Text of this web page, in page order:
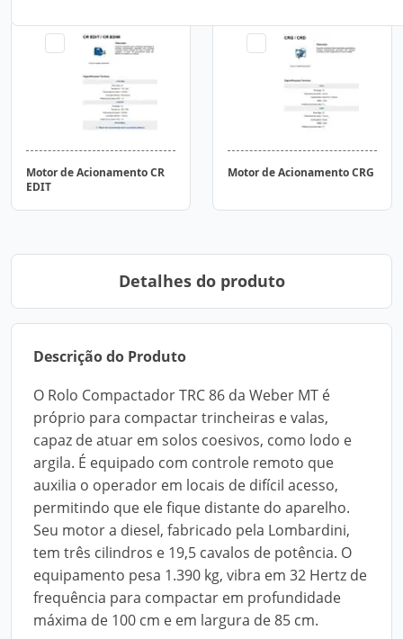
Motor de Acionamento CR
EDIT
Motor de Acionamento CRG
Detalhes do produto
Descrição do Produto
O Rolo Compactador TRC 86 da Weber MT é
próprio para compactar trincheiras e valas,
capaz de atuar em solos coesivos, como lodo e
argila. É equipado com controle remoto que
auxilia o operador em locais de difícil acesso,
permitindo que ele fique distante do aparelho.
Seu motor a diesel, fabricado pela Lombardini,
tem três cilindros e 19,5 cavalos de potência. O
equipamento pesa 1.390 kg, vibra em 32 Hertz de
frequência para compactar em profundidade
máxima de 100 cm e em largura de 85 cm.